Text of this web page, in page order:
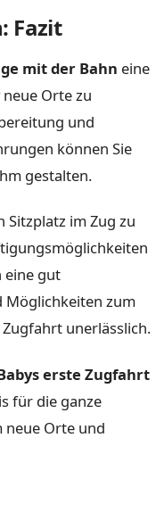
Fazit
mit der Bahn eine
Orte zu
und
können Sie
gestalten.
Sitzplatz im Zug zu
eine gut
Möglichkeiten zum
unerlässlich.
erste Zugfahrt
für die ganze
neue Orte und